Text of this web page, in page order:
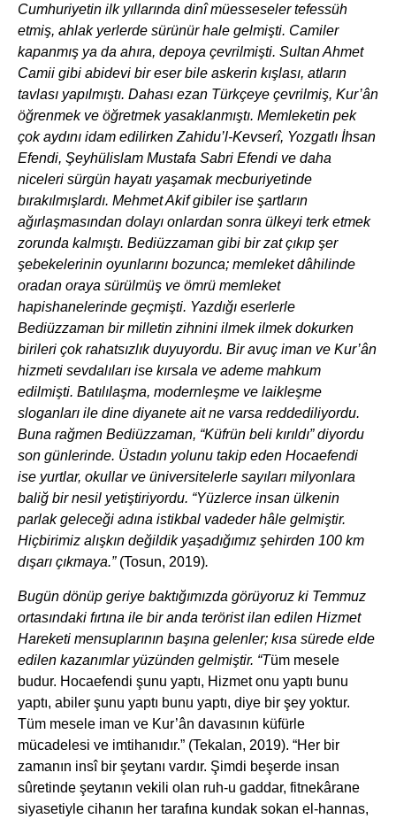
Cumhuriyetin ilk yıllarında dinî müesseseler tefessüh
etmiş, ahlak yerlerde sürünür hale gelmişti. Camiler
kapanmış ya da ahıra, depoya çevrilmişti. Sultan Ahmet
Camii gibi abidevi bir eser bile askerin kışlası, atların
tavlası yapılmıştı. Dahası ezan Türkçeye çevrilmiş, Kur’ân
öğrenmek ve öğretmek yasaklanmıştı. Memleketin pek
çok aydını idam edilirken Zahidu’l-Kevserî, Yozgatlı İhsan
Efendi, Şeyhülislam Mustafa Sabri Efendi ve daha
niceleri sürgün hayatı yaşamak mecburiyetinde
bırakılmışlardı. Mehmet Akif gibiler ise şartların
ağırlaşmasından dolayı onlardan sonra ülkeyi terk etmek
zorunda kalmıştı. Bediüzzaman gibi bir zat çıkıp şer
şebekelerinin oyunlarını bozunca; memleket dâhilinde
oradan oraya sürülmüş ve ömrü memleket
hapishanelerinde geçmişti. Yazdığı eserlerle
Bediüzzaman bir milletin zihnini ilmek ilmek dokurken
birileri çok rahatsızlık duyuyordu. Bir avuç iman ve Kur’ân
hizmeti sevdalıları ise kırsala ve ademe mahkum
edilmişti. Batılılaşma, modernleşme ve laikleşme
sloganları ile dine diyanete ait ne varsa reddediliyordu.
Buna rağmen Bediüzzaman, “Küfrün beli kırıldı” diyordu
son günlerinde. Üstadın yolunu takip eden Hocaefendi
ise yurtlar, okullar ve üniversitelerle sayıları milyonlara
baliğ bir nesil yetiştiriyordu. “Yüzlerce insan ülkenin
parlak geleceği adına istikbal vadeder hâle gelmiştir.
Hiçbirimiz alışkın değildik yaşadığımız şehirden 100 km
dışarı çıkmaya.” (Tosun, 2019).
Bugün dönüp geriye baktığımızda görüyoruz ki Temmuz
ortasındaki fırtına ile bir anda terörist ilan edilen Hizmet
Hareketi mensuplarının başına gelenler; kısa sürede elde
edilen kazanımlar yüzünden gelmiştir. “Tüm mesele
budur. Hocaefendi şunu yaptı, Hizmet onu yaptı bunu
yaptı, abiler şunu yaptı bunu yaptı, diye bir şey yoktur.
Tüm mesele iman ve Kur’ân davasının küfürle
mücadelesi ve imtihanıdır.” (Tekalan, 2019). “Her bir
zamanın insî bir şeytanı vardır. Şimdi beşerde insan
sûretinde şeytanın vekili olan ruh-u gaddar, fitnekârane
siyasetiyle cihanın her tarafına kundak sokan el-hannas,